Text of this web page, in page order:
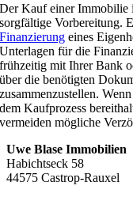
Der Kauf einer Immobilie
sorgfältige Vorbereitung.
Finanzierung eines
Unterlagen für die
frühzeitig mit Ihrer Bank
über die benötigten
zusammenzustellen.
dem Kaufprozess
vermeiden mögliche
Uwe Blase Immobilien
Habichtseck 58
44575 Castrop-Rauxel